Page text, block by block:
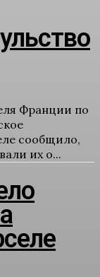
Франции по
сообщило,
их о...